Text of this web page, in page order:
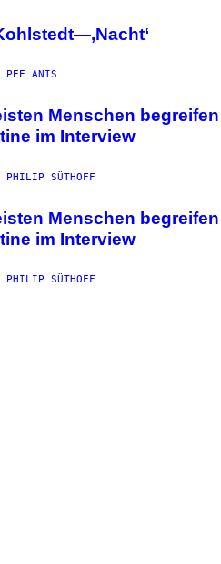
PEE ANIS
Menschen
im Interview
PHILIP SÜTHOFF
Menschen
im Interview
PHILIP SÜTHOFF